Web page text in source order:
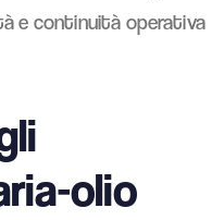
e continuità operativa
olio